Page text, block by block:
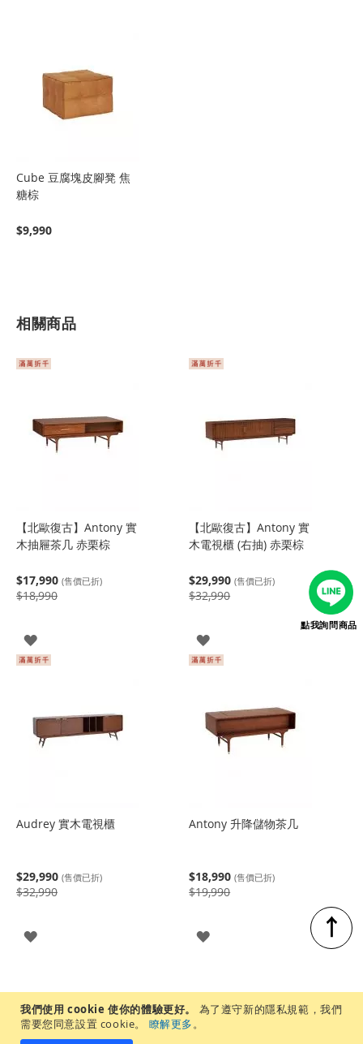
我們使用 cookie 使你的體驗更好。
為了遵守新的隱私規範，我們
需要您同意設置 cookie。
瞭解更多。
Cube 豆腐塊皮腳凳 焦
糖棕
$9,990
相關商品
【北歐復古】Antony 實
木抽屜茶几 赤栗棕
$17,990 (售價已折)
$18,990
登
入
【北歐復古】Antony 實
木電視櫃 (右抽) 赤栗棕
$29,990 (售價已折)
$32,990
登
入
Audrey 實木電視櫃
$29,990 (售價已折)
$32,990
登
Antony 升降儲物茶几
$18,990 (售價已折)
$19,990
登
↑
點我詢問商品